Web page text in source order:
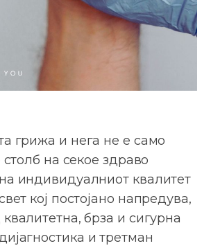
грижа и нега не е само
столб на секое здраво
индивидуалниот квалитет
кој постојано напредува,
брза и сигурна
и третман